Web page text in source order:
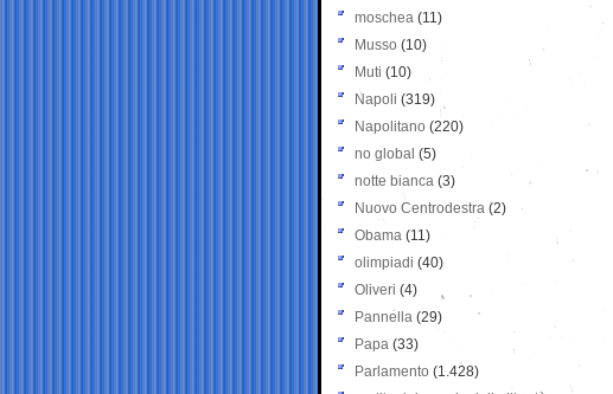
moschea (11)
Musso (10)
Muti (10)
Napoli (319)
Napolitano (220)
no global (5)
notte bianca (3)
Nuovo Centrodestra (2)
Obama (11)
olimpiadi (40)
Oliveri (4)
Pannella (29)
Papa (33)
Parlamento (1.428)